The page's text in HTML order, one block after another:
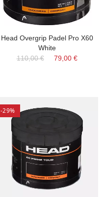
Head Overgrip Padel Pro X60
White
110,00 €
79,00 €
-29%